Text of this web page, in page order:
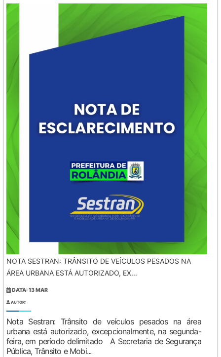
NOTA SESTRAN: TRÂNSITO DE VEÍCULOS PESADOS NA
ÁREA URBANA ESTÁ AUTORIZADO, EX...
DATA: 13 MAR
AUTOR:
Nota Sestran: Trânsito de veículos pesados na área
urbana está autorizado, excepcionalmente, na segunda-
feira, em período delimitado A Secretaria de Segurança
Pública, Trânsito e Mobi...